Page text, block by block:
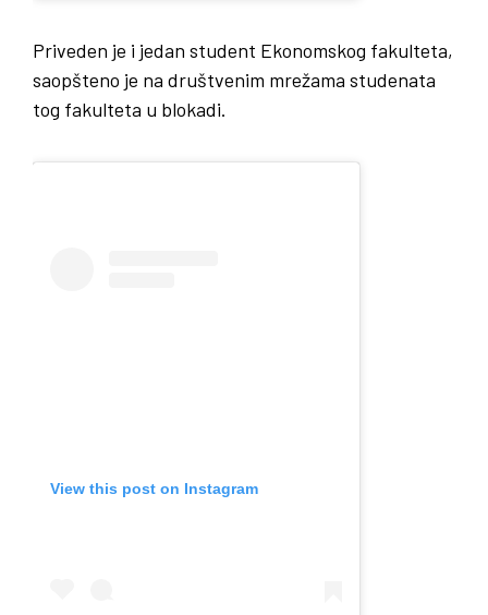
Priveden je i jedan student Ekonomskog fakulteta,
saopšteno je na društvenim mrežama studenata
tog fakulteta u blokadi.
View this post on Instagram